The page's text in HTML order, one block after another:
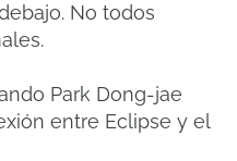
No todos
Park Dong-jae
entre Eclipse y el